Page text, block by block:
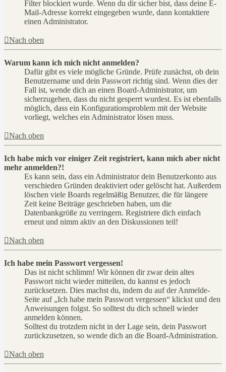
Filter blockiert wurde. Wenn du dir sicher bist, dass deine E-
Mail-Adresse korrekt eingegeben wurde, dann kontaktiere
einen Administrator.
Nach oben
Warum kann ich mich nicht anmelden?
Dafür gibt es viele mögliche Gründe. Prüfe zunächst, ob dein
Benutzername und dein Passwort richtig sind. Wenn dies der
Fall ist, wende dich an einen Board-Administrator, um
sicherzugehen, dass du nicht gesperrt wurdest. Es ist ebenfalls
möglich, dass ein Konfigurationsproblem mit der Website
vorliegt, welches ein Administrator lösen muss.
Nach oben
Ich habe mich vor einiger Zeit registriert, kann mich aber nicht
mehr anmelden?!
Es kann sein, dass ein Administrator dein Benutzerkonto aus
verschieden Gründen deaktiviert oder gelöscht hat. Außerdem
löschen viele Boards regelmäßig Benutzer, die für längere
Zeit keine Beiträge geschrieben haben, um die
Datenbankgröße zu verringern. Registriere dich einfach
erneut und nimm aktiv an den Diskussionen teil!
Nach oben
Ich habe mein Passwort vergessen!
Das ist nicht schlimm! Wir können dir zwar dein altes
Passwort nicht wieder mitteilen, du kannst es jedoch
zurücksetzen. Dies machst du, indem du auf der Anmelde-
Seite auf „Ich habe mein Passwort vergessen“ klickst und den
Anweisungen folgst. So solltest du dich schnell wieder
anmelden können.
Solltest du trotzdem nicht in der Lage sein, dein Passwort
zurückzusetzen, so wende dich an die Board-Administration.
Nach oben